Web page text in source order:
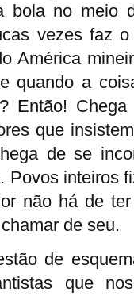
bola no meio
vezes faz
América
quando a
Então!
que
de se
Povos inteiros
não há de
de seu.
de
que